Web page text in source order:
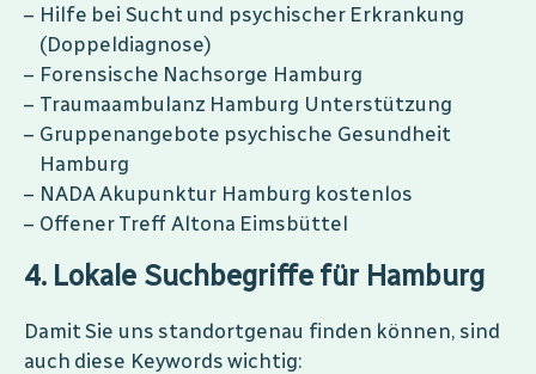
Hilfe bei Sucht und psychischer Erkrankung
(Doppeldiagnose)
Forensische Nachsorge Hamburg
Traumaambulanz Hamburg Unterstützung
Gruppenangebote psychische Gesundheit
Hamburg
NADA Akupunktur Hamburg kostenlos
Offener Treff Altona Eimsbüttel
4. Lokale Suchbegriffe für Hamburg
Damit Sie uns standortgenau finden können, sind
auch diese Keywords wichtig: